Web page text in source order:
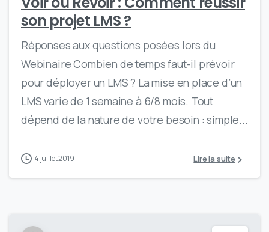
son projet LMS ?
Réponses aux questions posées lors du
Webinaire Combien de temps faut-il prévoir
pour déployer un LMS ? La mise en place d’un
LMS varie de 1 semaine à 6/8 mois. Tout
dépend de la nature de votre besoin : simple...
4 juillet 2019 Lire la suite